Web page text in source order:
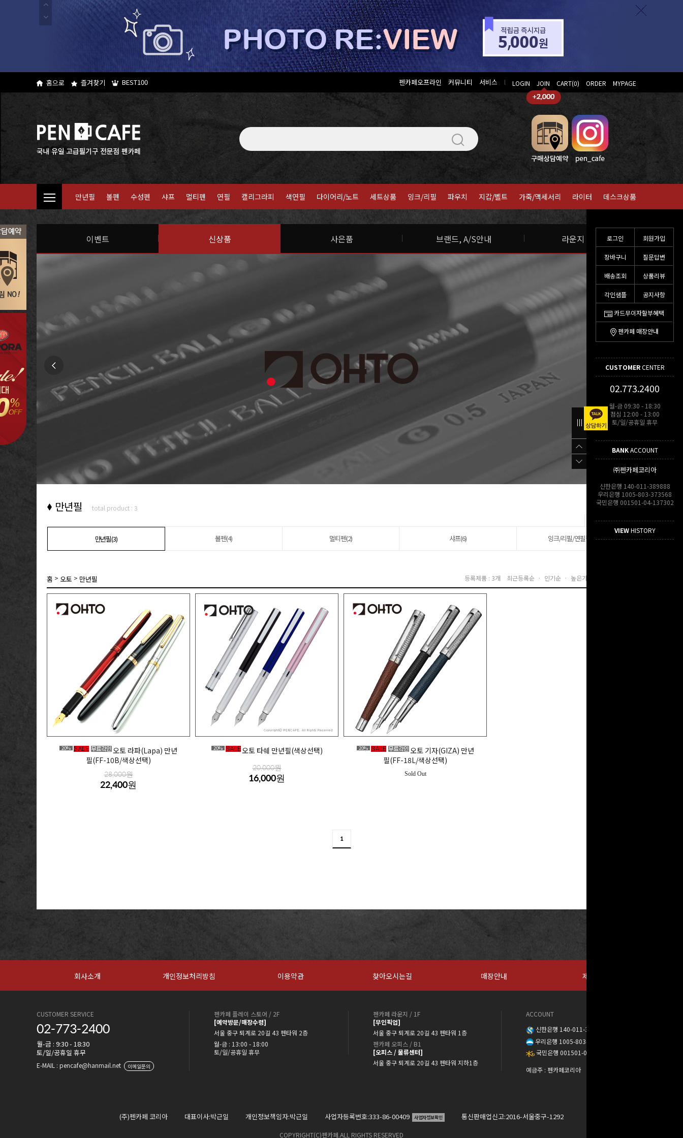
로그인 회원가입
장바구니 질문답변
배송조회 상품리뷰
각인샘플 공지사항
카드무이자할부혜택
펜카페 매장안내
CUSTOMERCENTER
02.773.2400
월-금 09:30 - 18:30
점심 12:00 - 13:00
토/일/공휴일 휴무
BANKACCOUNT
㈜펜카페코리아
신한은행 140-011-389888
우리은행 1005-803-373568
국민은행 001501-04-137302
VIEWHISTORY
홈으로 즐겨찾기 BEST100 펜카페오프라인 커뮤니티 서비스 l LOGIN JOIN CART(0) ORDER MYPAGE
만년필 볼펜 수성펜 샤프 멀티펜 연필 캘리그라피 색연필 다이어리/노트 세트상품 잉크/리필 파우치 지갑/벨트 가죽/액세서리 라이터 데스크상품
이벤트 신상품 사은품 브랜드, A/S안내 라운지 스토리
만년필 total product : 3
만년필(3) 볼펜(4) 멀티펜(2) 샤프(6) 잉크/리필/연필깎이(6)
홈 > 오토 > 만년필 등록제품 : 3개 최근등록순 · 인기순 · 높은가격순 ·
20%
오토 라파(Lapa) 만년
필(FF-10B/색상선택)
28,000원
22,400원
20% 오토 타쉐 만년필(색상선택)
20,000원
16,000원
20%
오토 기자(GIZA) 만년
필(FF-18L/색상선택)
Sold Out
1
회사소개 개인정보처리방침 이용약관 찾아오시는길 매장안내 제휴문의
CUSTOMER SERVICE
02-773-2400
월-금 : 9:30 - 18:30
토/일/공휴일 휴무
E-MAIL : pencafe@hanmail.net 이메일문의
펜카페 플레이 스토어 / 2F
[예약방문/매장수령]
서울 중구 퇴계로 20길 43 펜타워 2층
월-금 : 13:00 - 18:00
토/일/공휴일 휴무
펜카페 라운지 / 1F
[무인픽업]
서울 중구 퇴계로 20길 43 펜타워 1층
펜카페 오피스 / B1
[오피스 / 물류센터]
서울 중구 퇴계로 20길 43 펜타워 지하1층
ACCOUNT
신한은행 140-011-389888
우리은행 1005-803-373568
국민은행 001501-04-137302
예금주 : 펜카페코리아
(주)펜카페 코리아 대표이사:박근일 개인정보책임자:박근일 사업자등록번호:333-86-00409 사업자정보확인 통신판매업신고:2016-서울중구-1292
COPYRIGHT(C)펜카페.ALL RIGHTS RESERVED